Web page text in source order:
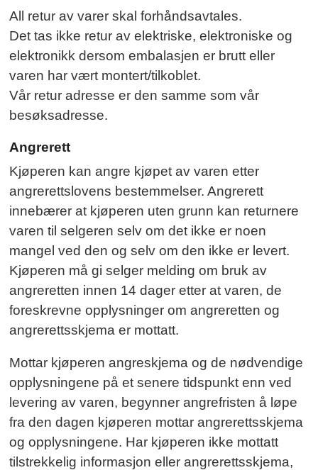
All retur av varer skal forhåndsavtales.
Det tas ikke retur av elektriske, elektroniske og
elektronikk dersom embalasjen er brutt eller
varen har vært montert/tilkoblet.
Vår retur adresse er den samme som vår
besøksadresse.
Angrerett
Kjøperen kan angre kjøpet av varen etter
angrerettslovens bestemmelser. Angrerett
innebærer at kjøperen uten grunn kan returnere
varen til selgeren selv om det ikke er noen
mangel ved den og selv om den ikke er levert.
Kjøperen må gi selger melding om bruk av
angreretten innen 14 dager etter at varen, de
foreskrevne opplysninger om angreretten og
angrerettsskjema er mottatt.
Mottar kjøperen angreskjema og de nødvendige
opplysningene på et senere tidspunkt enn ved
levering av varen, begynner angrefristen å løpe
fra den dagen kjøperen mottar angrerettsskjema
og opplysningene. Har kjøperen ikke mottatt
tilstrekkelig informasjon eller angrerettsskjema,